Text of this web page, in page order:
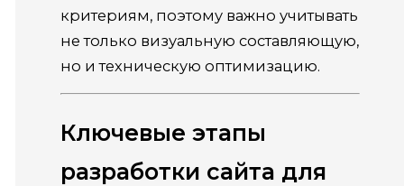
критериям, поэтому важно учитывать
не только визуальную составляющую,
но и техническую оптимизацию.
Ключевые этапы
разработки сайта для